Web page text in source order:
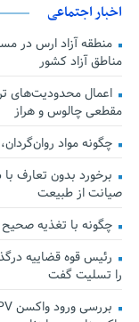
اخبار اجتماعی
منطقه آزاد ارس در
مناطق آزاد کشور
اعمال محدودیت‌های
مقطعی چالوس و هراز
چگونه مواد
برخورد بدون تعارف
صیانت از طبیعت
چگونه با تغذیه
رئیس قوه قضاییه
را تسلیت گفت